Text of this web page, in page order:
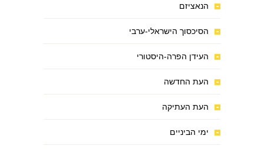
הנאציזם
הסיכסוך הישראלי-ערבי
העידן הפרה-היסטורי
העת החדשה
העת העתיקה
ימי הביניים